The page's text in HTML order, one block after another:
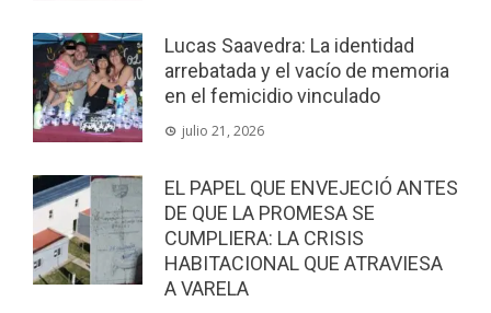
Lucas Saavedra: La identidad
arrebatada y el vacío de memoria
en el femicidio vinculado
julio 21, 2026
EL PAPEL QUE ENVEJECIÓ ANTES
DE QUE LA PROMESA SE
CUMPLIERA: LA CRISIS
HABITACIONAL QUE ATRAVIESA
A VARELA